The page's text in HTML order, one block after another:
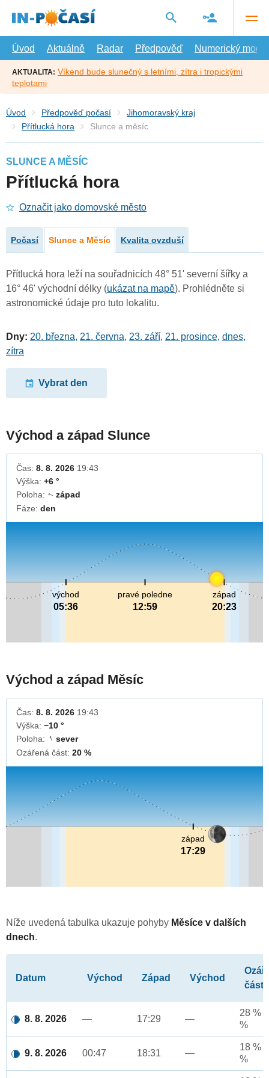
hlavní
Úvod
Aktuálně Radar Předpověď Numerický model
AKTUALITA: Víkend bude slunečný s letními, zítra i tropickými
teplotami
Úvod Předpověď počasí
Jihomoravský kraj
Přítlucká hora
Slunce a měsíc
SLUNCE A MĚSÍC
Přítlucká hora
Označit jako domovské město
Počasí Slunce a Měsíc Kvalita ovzduší
Přítlucká hora leží na souřadnicích 48° 51' severní šířky a
16° 46' východní délky (ukázat na mapě). Prohlédněte si
astronomické údaje pro tuto lokalitu.
Dny: 20. března, 21. června, 23. září, 21. prosince, dnes,
zítra
Vybrat den
Východ a západ Slunce
Čas: 8. 8. 2026 19:43
Výška: +6 °
Poloha: ↓západ
Fáze: den
pravé poledne
12:59
východ
05:36
západ
20:23
Východ a západ Měsíc
Čas: 8. 8. 2026 19:43
Výška: −10 °
Poloha: ↓ sever
Ozářená část: 20 %
západ
17:29
Níže uvedená tabulka ukazuje pohyby Měsíce v dalších
dnech.
Datum Východ Západ Východ
část
8. 8. 2026 — 17:29 —
28 %
%
9. 8. 2026 00:47 18:31 —
18 %
%